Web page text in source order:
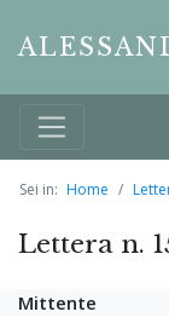
Sei in: Home
Lettera n.
Mittente